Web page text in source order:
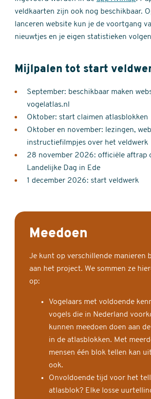
veldkaarten zijn ook nog beschikbaar.
lanceren website kun je de voortgang
nieuwtjes en je eigen statistieken
Mijlpalen tot start
September: beschikbaar maken
vogelatlas.nl
Oktober: start claimen atlasblokken
Oktober en november: lezingen,
instructiefilmpjes over het veldwerk
28 november 2026: officiële aftrap
Landelijke Dag in Ede
1 december 2026: start veldwerk
Meedoen
Je kunt op verschillende manieren
aan het project. We sommen ze
op:
Vogelaars met voldoende
vogels die in Nederland
kunnen meedoen doen aan
in de atlasblokken. Met
mensen één blok tellen kan
ook.
Onvoldoende tijd voor het
atlasblok? Elke losse